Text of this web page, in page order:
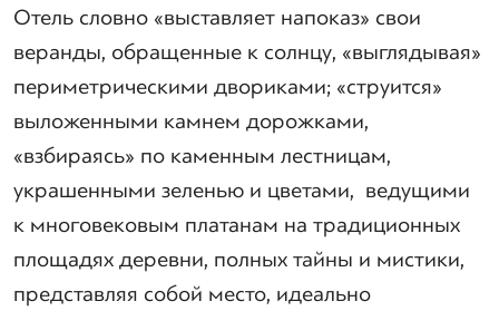
Отель словно «выставляет напоказ» свои
веранды, обращенные к солнцу, «выглядывая»
периметрическими двориками; «струится»
выложенными камнем дорожками,
«взбираясь» по каменным лестницам,
украшенными зеленью и цветами, ведущими
к многовековым платанам на традиционных
площадях деревни, полных тайны и мистики,
представляя собой место, идеально